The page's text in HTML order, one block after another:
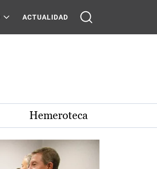
ACTUALIDAD
Hemeroteca